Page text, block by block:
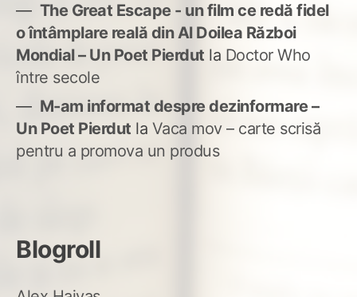
The Great Escape - un film ce redă fidel
o întâmplare reală din Al Doilea Război
Mondial – Un Poet Pierdut la Doctor Who
între secole
M-am informat despre dezinformare –
Un Poet Pierdut la Vaca mov – carte scrisă
pentru a promova un produs
Blogroll